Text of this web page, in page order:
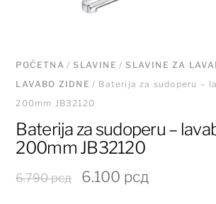
POČETNA/SLAVINE /SLAVINE ZA
LAVABO ZIDNE / Baterija za sudoperu –
200mm JB32120
Baterija za sudoperu –
200mm JB32120
6.790рсд
Originalna
6.100 рсдTrenutna